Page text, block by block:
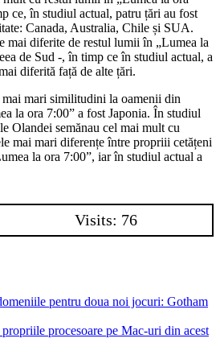
ce, în studiul actual, patru țări au fost
Canada, Australia, Chile și SUA.
mai diferite de restul lumii în „Lumea la
de Sud -, în timp ce în studiul actual, a
diferită față de alte țări.
mai mari similitudini la oamenii din
la ora 7:00” a fost Japonia. În studiul
Olandei semănau cel mai mult cu
mai mari diferențe între propriii cetățeni
la ora 7:00”, iar în studiul actual a
Visits: 76
pentru doua noi jocuri: Gotham
procesoare pe Mac-uri din acest